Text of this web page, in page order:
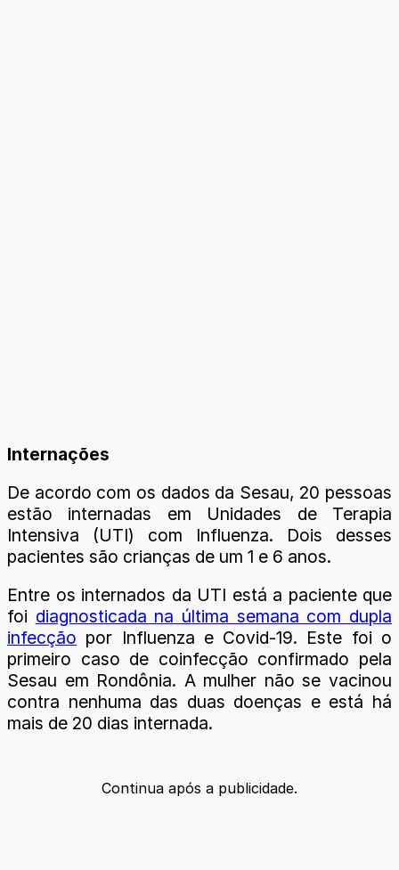
Internações
De acordo com os dados da Sesau, 20 pessoas
estão internadas em Unidades de Terapia
Intensiva (UTI) com Influenza. Dois desses
pacientes são crianças de um 1 e 6 anos.
Entre os internados da UTI está a paciente que
foi diagnosticada na última semana com dupla
infecção por Influenza e Covid-19. Este foi o
primeiro caso de coinfecção confirmado pela
Sesau em Rondônia. A mulher não se vacinou
contra nenhuma das duas doenças e está há
mais de 20 dias internada.
Continua após a publicidade.